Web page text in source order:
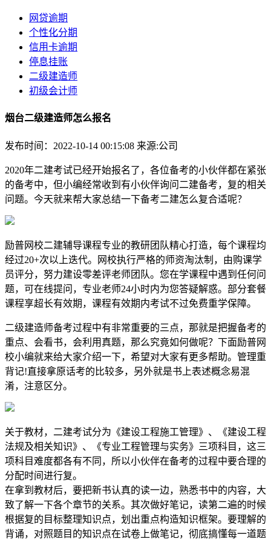
网贷逾期
个性化分期
信用卡逾期
停息挂账
二级建造师
初级会计师
烟台二级建造师怎么报名
发布时间：2022-10-14 00:15:08 来源:公司
2020年二建考试已经开始报名了，各位备考的小伙伴都在紧张
的备考中，但小编经常收到有小伙伴询问二建备考，复的相关
问题。今天就来帮大家总结一下备考二建怎么复合适呢？
励普网校二建辅导课程专业的教研团队精心打造，每个课程均
经过20+次以上迭代。网校执行严格的师资淘汰制，由购课学
员评分，努力建设零差评老师团队。您在学课程中遇到任何问
题，可在线提问，专业老师24小时内为您答疑解惑。部分套餐
课程享超长有效期，课程有效期内考试不过免费重学保障。
二级建造师备考过程中有非常重要的三点，那就是把握备考的
重点、会看书，会利用真题，那么究竟如何做呢？下面励普网
校小编就来给大家介绍一下，希望对大家有更多帮助。管理重
背记!直接拿原话考的比较多，另外就是书上表述概念易混
淆，注意区分。
关于教材，二建考试分为《建设工程施工管理》、《建设工程
法规及相关知识》、《专业工程管理与实务》三项科目，这三
项科目难度都各有不同，所以小伙伴在备考的过程中要合理的
分配时间进行复。
在拿到教材后，要把新书认真的读一边，熟悉书中的内容，大
致了解一下各个章节的关系。其次做好笔记，读第二遍的时候
根据复的目标整理知识点，划出重点构造知识框架。要理解的
背诵，对照题目的知识点在试卷上做笔记，彻底搞懂每一道题